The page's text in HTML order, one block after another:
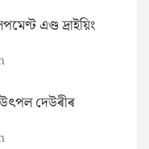
এণ্ড দ্ৰাইয়িং
উৎপল দেউৰীৰ